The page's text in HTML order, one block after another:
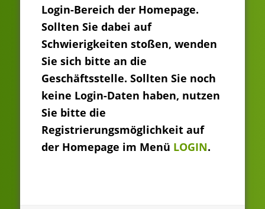
Login-Bereich der Homepage.
Sollten Sie dabei auf
Schwierigkeiten stoßen, wenden
Sie sich bitte an die
Geschäftsstelle. Sollten Sie noch
keine Login-Daten haben, nutzen
Sie bitte die
Registrierungsmöglichkeit auf
der Homepage im Menü LOGIN.